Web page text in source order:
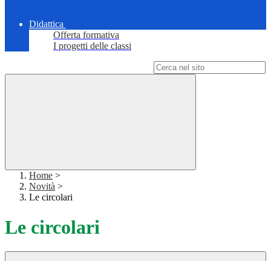
Didattica
Offerta formativa
I progetti delle classi
Home >
Novità >
Le circolari
Le circolari